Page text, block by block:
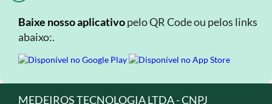
Baixe nosso aplicativopelo QR Code ou pelos links
abaixo:.
MEDEIROS TECNOLOGIA LTDA - CNPJ